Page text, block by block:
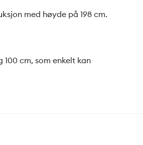
med høyde på 198 cm.
cm, som enkelt kan